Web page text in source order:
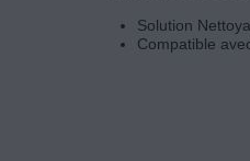
Solution
Compatible